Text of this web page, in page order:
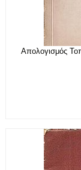
Απολογισμός